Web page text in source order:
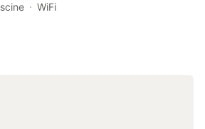
home features a private pool, a
free WiFi and free private parking.
WiFi